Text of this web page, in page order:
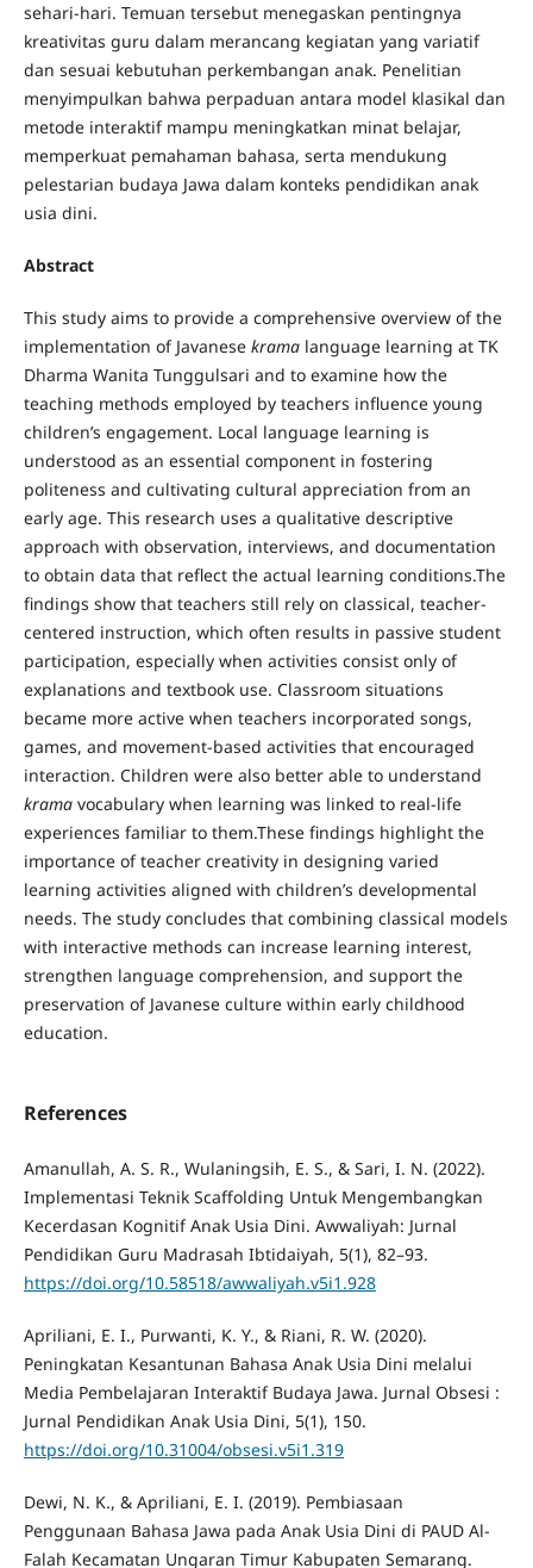
sehari-hari. Temuan tersebut menegaskan pentingnya
kreativitas guru dalam merancang kegiatan yang variatif
dan sesuai kebutuhan perkembangan anak. Penelitian
menyimpulkan bahwa perpaduan antara model klasikal dan
metode interaktif mampu meningkatkan minat belajar,
memperkuat pemahaman bahasa, serta mendukung
pelestarian budaya Jawa dalam konteks pendidikan anak
usia dini.
Abstract
This study aims to provide a comprehensive overview of the
implementation of Javanese kramalanguage learning at TK
Dharma Wanita Tunggulsari and to examine how the
teaching methods employed by teachers influence young
children’s engagement. Local language learning is
understood as an essential component in fostering
politeness and cultivating cultural appreciation from an
early age. This research uses a qualitative descriptive
approach with observation, interviews, and documentation
to obtain data that reflect the actual learning conditions.The
findings show that teachers still rely on classical, teacher-
centered instruction, which often results in passive student
participation, especially when activities consist only of
explanations and textbook use. Classroom situations
became more active when teachers incorporated songs,
games, and movement-based activities that encouraged
interaction. Children were also better able to understand
kramavocabulary when learning was linked to real-life
experiences familiar to them.These findings highlight the
importance of teacher creativity in designing varied
learning activities aligned with children’s developmental
needs. The study concludes that combining classical models
with interactive methods can increase learning interest,
strengthen language comprehension, and support the
preservation of Javanese culture within early childhood
education.
References
Amanullah, A. S. R., Wulaningsih, E. S., & Sari, I. N. (2022).
Implementasi Teknik Scaffolding Untuk Mengembangkan
Kecerdasan Kognitif Anak Usia Dini. Awwaliyah: Jurnal
Pendidikan Guru Madrasah Ibtidaiyah, 5(1), 82–93.
https://doi.org/10.58518/awwaliyah.v5i1.928
Apriliani, E. I., Purwanti, K. Y., & Riani, R. W. (2020).
Peningkatan Kesantunan Bahasa Anak Usia Dini melalui
Media Pembelajaran Interaktif Budaya Jawa. Jurnal Obsesi :
Jurnal Pendidikan Anak Usia Dini, 5(1), 150.
https://doi.org/10.31004/obsesi.v5i1.319
Dewi, N. K., & Apriliani, E. I. (2019). Pembiasaan
Penggunaan Bahasa Jawa pada Anak Usia Dini di PAUD Al-
Falah Kecamatan Ungaran Timur Kabupaten Semarang.